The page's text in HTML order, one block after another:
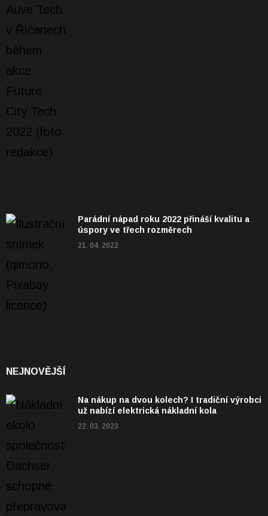
Parádní nápad roku 2022 přináší kvalitu a
úspory ve třech rozměrech
21. 04. 2022
NEJNOVĚJŠÍ
Na nákup na dvou kolech? I tradiční výrobci
už nabízí elektrická nákladní kola
22. 03. 2023